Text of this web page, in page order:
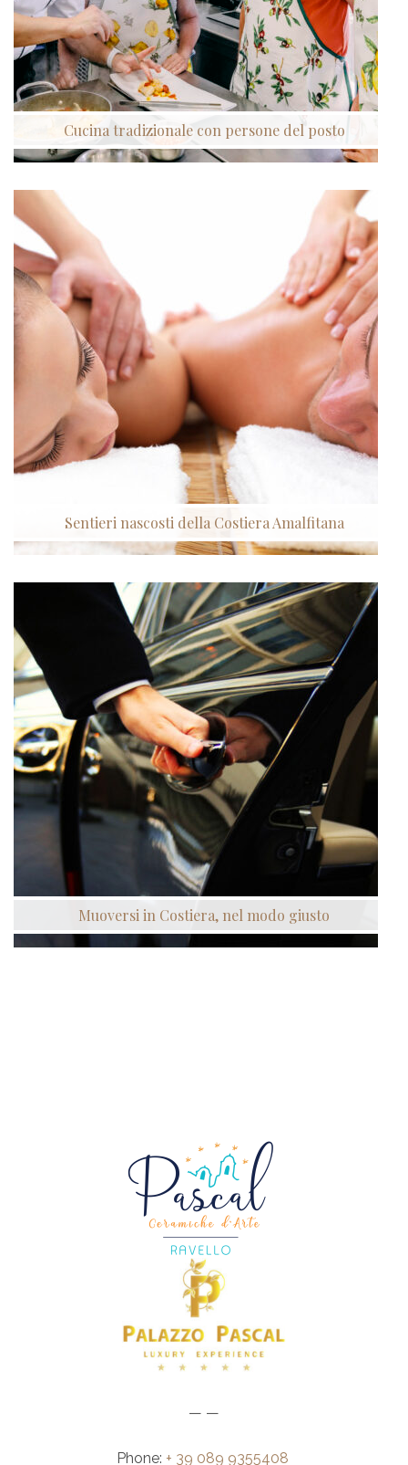
Cucina tradizionale con persone del posto
Sentieri nascosti della Costiera Amalfitana
Muoversi in Costiera, nel modo giusto
— —
Phone: + 39 089 9355408